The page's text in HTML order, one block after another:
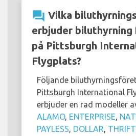
question_answer Vilka
erbjuder biluthyrning
på Pittsburgh
Flygplats?
Följande
Pittsburgh International
erbjuder en rad modeller
ALAMO, ENTERPRISE,
PAYLESS, DOLLAR,